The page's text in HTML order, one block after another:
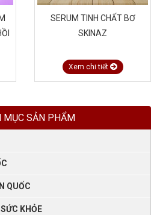
SERUM TINH CHẤT BƠ
SKINAZ
Xem chi tiết
MỤC SẢN PHẨM
QUỐC
KHỎE